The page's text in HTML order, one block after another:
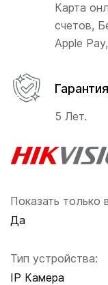
Показать только
Да
Тип устройства:
IP Камера
Карта
счетов,
Apple
Гарантия
5 Лет.